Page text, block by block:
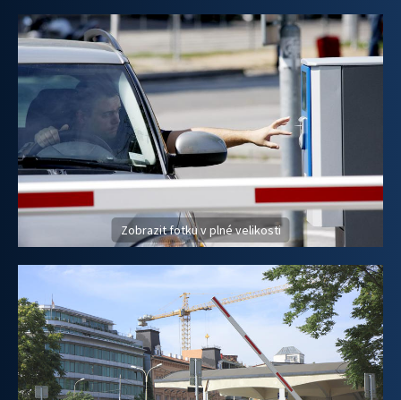
Zobrazit fotku v plné velikosti